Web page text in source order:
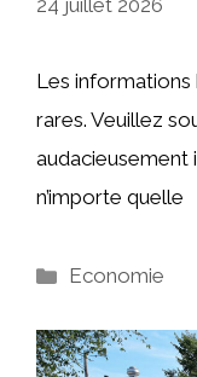
24 juillet 2026
Les
rares. Veuillez
audacieusement
n’importe quelle
Catégories
Economie